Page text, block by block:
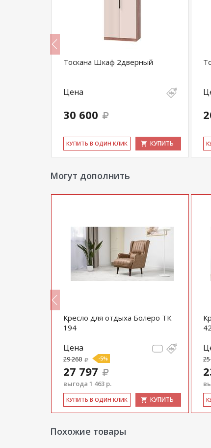
Тоскана Шкаф 2дверный
Цена
30 600
КУ­ПИТЬ В ОДИН КЛИК КУПИТЬ
Могут дополнить
Кресло для отдыха Болеро ТК
194
Цена
29 260 -5%
27 797
выгода 1 463 р.
КУ­ПИТЬ В ОДИН КЛИК КУПИТЬ
Похожие товары